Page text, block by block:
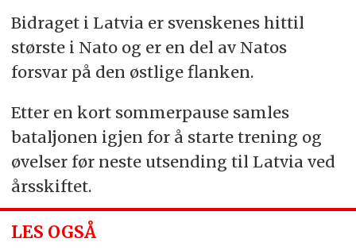
Bidraget i Latvia er svenskenes hittil
største i Nato og er en del av Natos
forsvar på den østlige flanken.
Etter en kort sommerpause samles
bataljonen igjen for å starte trening og
øvelser før neste utsending til Latvia ved
årsskiftet.
LES OGSÅ